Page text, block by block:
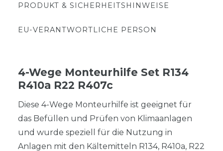
PRODUKT & SICHERHEITSHINWEISE
EU-VERANTWORTLICHE PERSON
4-Wege Monteurhilfe Set R134
R410a R22 R407c
Diese 4-Wege Monteurhilfe ist geeignet für
das Befüllen und Prüfen von Klimaanlagen
und wurde speziell für die Nutzung in
Anlagen mit den Kältemitteln R134, R410a, R22